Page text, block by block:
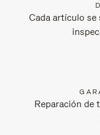
Cada artículo se
Reparación de